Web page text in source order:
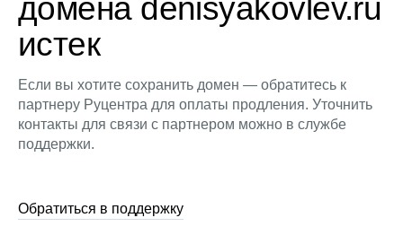
домена denisyakovlev.ru
истек
Если вы хотите сохранить домен — обратитесь к
партнеру Руцентра для оплаты продления. Уточнить
контакты для связи с партнером можно в службе
поддержки.
Обратиться в поддержку